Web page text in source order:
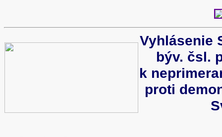
Vyhlásenie
býv. čsl.
k
proti